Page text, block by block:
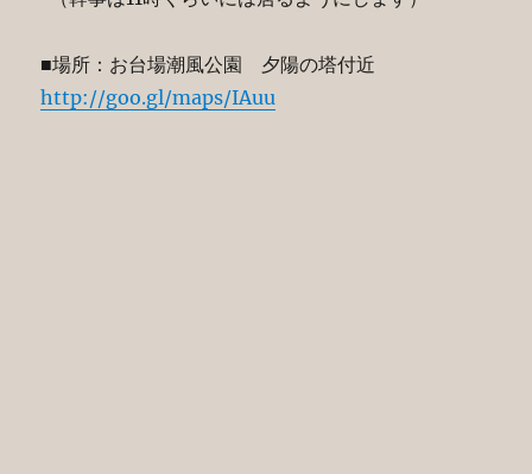
■場所：お台場潮風公園 夕陽の塔付近
http://goo.gl/maps/IAuu